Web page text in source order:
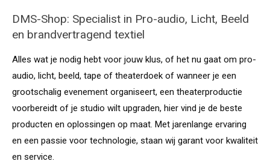
DMS-Shop: Specialist in Pro-audio, Licht, Beeld
en brandvertragend textiel
Alles wat je nodig hebt voor jouw klus, of het nu gaat om pro-
audio, licht, beeld, tape of theaterdoek of wanneer je een
grootschalig evenement organiseert, een theaterproductie
voorbereidt of je studio wilt upgraden, hier vind je de beste
producten en oplossingen op maat. Met jarenlange ervaring
en een passie voor technologie, staan wij garant voor kwaliteit
en service.